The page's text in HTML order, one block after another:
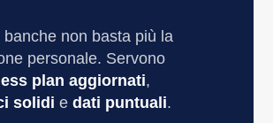
banche non basta più la
personale. Servono
plan aggiornati,
solidi edati puntuali.